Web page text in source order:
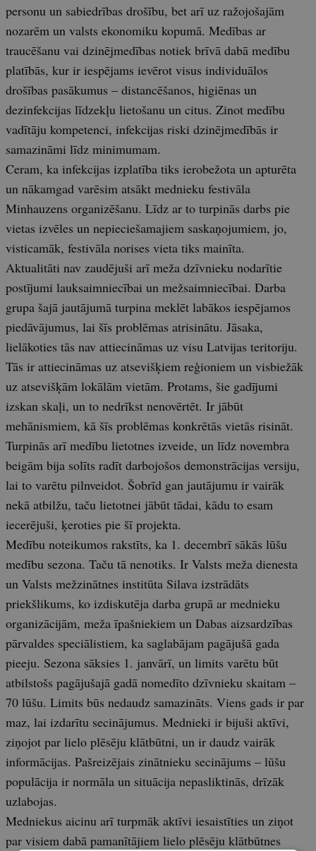
personu un sabiedrības drošību, bet arī uz ražojošajām
nozarēm un valsts ekonomiku kopumā. Medības ar
traucēšanu vai dzinējmedības notiek brīvā dabā medību
platībās, kur ir iespējams ievērot visus individuālos
drošības pasākumus – distancēšanos, higiēnas un
dezinfekcijas līdzekļu lietošanu un citus. Zinot medību
vadītāju kompetenci, infekcijas riski dzinējmedībās ir
samazināmi līdz minimumam.
Ceram, ka infekcijas izplatība tiks ierobežota un apturēta
un nākamgad varēsim atsākt mednieku festivāla
Minhauzens organizēšanu. Līdz ar to turpinās darbs pie
vietas izvēles un nepieciešamajiem saskaņojumiem, jo,
visticamāk, festivāla norises vieta tiks mainīta.
Aktualitāti nav zaudējuši arī meža dzīvnieku nodarītie
postījumi lauksaimniecībai un mežsaimniecībai. Darba
grupa šajā jautājumā turpina meklēt labākos iespējamos
piedāvājumus, lai šīs problēmas atrisinātu. Jāsaka,
lielākoties tās nav attiecināmas uz visu Latvijas teritoriju.
Tās ir attiecināmas uz atsevišķiem reģioniem un visbiežāk
uz atsevišķām lokālām vietām. Protams, šie gadījumi
izskan skaļi, un to nedrīkst nenovērtēt. Ir jābūt
mehānismiem, kā šīs problēmas konkrētās vietās risināt.
Turpinās arī medību lietotnes izveide, un līdz novembra
beigām bija solīts radīt darbojošos demonstrācijas versiju,
lai to varētu pilnveidot. Šobrīd gan jautājumu ir vairāk
nekā atbilžu, taču lietotnei jābūt tādai, kādu to esam
iecerējuši, ķeroties pie šī projekta.
Medību noteikumos rakstīts, ka 1. decembrī sākās lūšu
medību sezona. Taču tā nenotiks. Ir Valsts meža dienesta
un Valsts mežzinātnes institūta Silava izstrādāts
priekšlikums, ko izdiskutēja darba grupā ar mednieku
organizācijām, meža īpašniekiem un Dabas aizsardzības
pārvaldes speciālistiem, ka saglabājam pagājušā gada
pieeju. Sezona sāksies 1. janvārī, un limits varētu būt
atbilstošs pagājušajā gadā nomedīto dzīvnieku skaitam –
70 lūšu. Limits būs nedaudz samazināts. Viens gads ir par
maz, lai izdarītu secinājumus. Mednieki ir bijuši aktīvi,
ziņojot par lielo plēsēju klātbūtni, un ir daudz vairāk
informācijas. Pašreizējais zinātnieku secinājums – lūšu
populācija ir normāla un situācija nepasliktinās, drīzāk
uzlabojas.
Medniekus aicinu arī turpmāk aktīvi iesaistīties un ziņot
par visiem dabā pamanītājiem lielo plēsēju klātbūtnes